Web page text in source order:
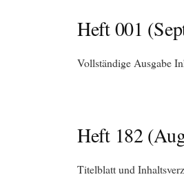
Heft 001
Vollständige Ausgabe
Heft 182
Titelblatt und